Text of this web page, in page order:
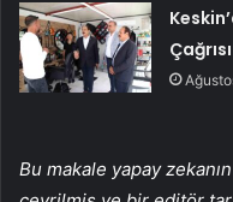
Çağrısı
Bu makale yapay